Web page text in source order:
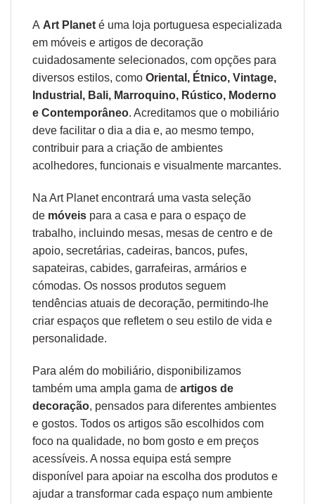
A Art Planet é uma loja portuguesa especializada
em móveis e artigos de decoração
cuidadosamente selecionados, com opções para
diversos estilos, como Oriental, Étnico, Vintage,
Industrial, Bali, Marroquino, Rústico, Moderno
e Contemporâneo. Acreditamos que o mobiliário
deve facilitar o dia a dia e, ao mesmo tempo,
contribuir para a criação de ambientes
acolhedores, funcionais e visualmente marcantes.
Na Art Planet encontrará uma vasta seleção
de móveis para a casa e para o espaço de
trabalho, incluindo mesas, mesas de centro e de
apoio, secretárias, cadeiras, bancos, pufes,
sapateiras, cabides, garrafeiras, armários e
cómodas. Os nossos produtos seguem
tendências atuais de decoração, permitindo-lhe
criar espaços que refletem o seu estilo de vida e
personalidade.
Para além do mobiliário, disponibilizamos
também uma ampla gama de artigos de
decoração, pensados para diferentes ambientes
e gostos. Todos os artigos são escolhidos com
foco na qualidade, no bom gosto e em preços
acessíveis. A nossa equipa está sempre
disponível para apoiar na escolha dos produtos e
ajudar a transformar cada espaço num ambiente